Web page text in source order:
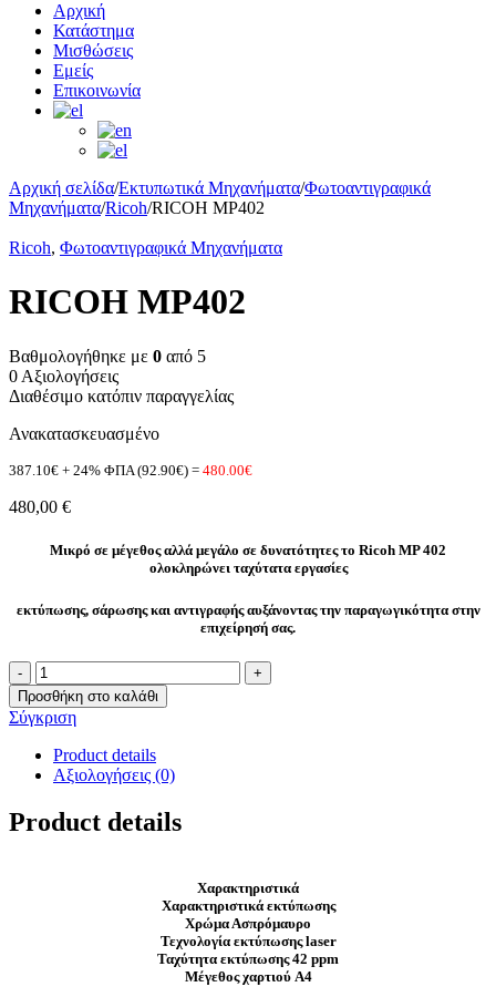
Αρχική
Κατάστημα
Μισθώσεις
Εμείς
Επικοινωνία
Αρχική σελίδα/Εκτυπωτικά Μηχανήματα/Φωτοαντιγραφικά
Μηχανήματα/Ricoh/RICOH MP402
Ricoh, Φωτοαντιγραφικά Μηχανήματα
RICOH MP402
Βαθμολογήθηκε με 0 από 5
0 Αξιολογήσεις
Διαθέσιμο κατόπιν παραγγελίας
Ανακατασκευασμένο
387.10€ + 24% ΦΠΑ (92.90€) = 480.00€
480,00 €
Μικρό σε μέγεθος αλλά μεγάλο σε δυνατότητες το Ricoh MP 402
ολοκληρώνει ταχύτατα εργασίες
εκτύπωσης, σάρωσης και αντιγραφής αυξάνοντας την παραγωγικότητα στην
επιχείρησή σας.
RICOH
MP402
ποσότητα
Προσθήκη στο καλάθι
Σύγκριση
Product details
Αξιολογήσεις (0)
Product details
Χαρακτηριστικά
Χαρακτηριστικά εκτύπωσης
Χρώμα Ασπρόμαυρο
Τεχνολογία εκτύπωσης laser
Ταχύτητα εκτύπωσης 42 ppm
Μέγεθος χαρτιού A4